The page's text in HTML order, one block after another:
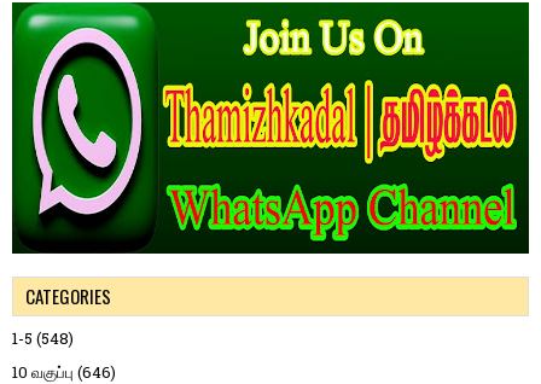
CATEGORIES
1-5 (548)
10 வகுப்பு (646)